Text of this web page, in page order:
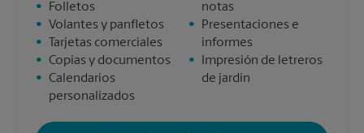
•
Folletos
•
Volantes y panfletos
•
Tarjetas comerciales
• Copias y documentos
• Calendarios
personalizados
notas
•
Presentaciones e
informes
•
Impresión de letreros
de jardín